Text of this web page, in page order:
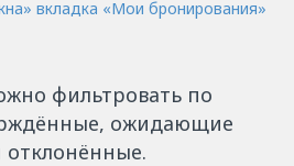
вкладка «Мои бронирования»
фильтровать по
ожидающие